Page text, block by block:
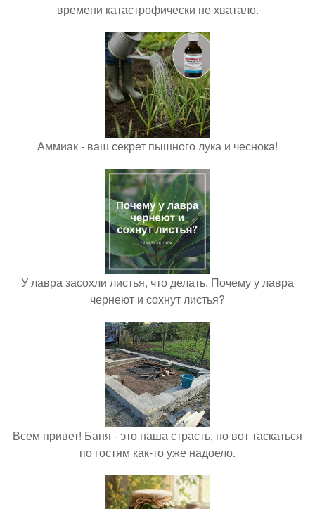
времени катастрофически не хватало.
Аммиак - ваш секрет пышного лука и чеснока!
У лавра засохли листья, что делать. Почему у лавра
чернеют и сохнут листья?
Всем привет! Баня - это наша страсть, но вот таскаться
по гостям как-то уже надоело.